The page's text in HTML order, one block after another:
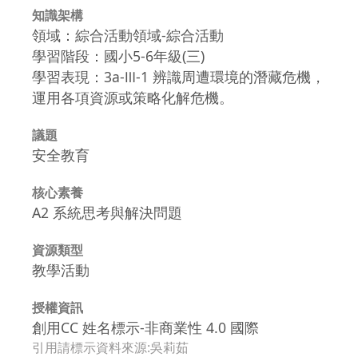
知識架構
領域：綜合活動領域-綜合活動
學習階段：國小5-6年級(三)
學習表現：3a-Ⅲ-1 辨識周遭環境的潛藏危機，
運用各項資源或策略化解危機。
議題
安全教育
核心素養
A2 系統思考與解決問題
資源類型
教學活動
授權資訊
創用CC 姓名標示-非商業性 4.0 國際
引用請標示資料來源:吳莉茹